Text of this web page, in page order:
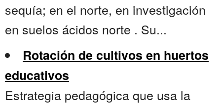
sequía; en el norte, en investigación
en suelos ácidos norte . Su...
Rotación de cultivos en huertos
educativos
Estrategia pedagógica que usa la